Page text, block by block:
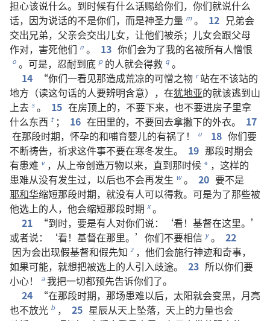
担心该说什么。 到时候有什么话赐给你们， 你们就说什么
话， 因为说话的不是你们， 而是神圣力量 m 。 12 兄弟会
交出兄弟， 父亲会交出儿女， 让他们被杀； 儿女会跟父母
作对， 害死他们 n 。 13 你们会为了我的名被所有人憎恨
o 。 可是， 忍耐到底 p 的人就会得救 q 。
14
“你们一看见那造成荒凉的可憎之物 r 站在不该站的
地方 （读这句话的人要辨明含意）， 在犹地亚的就该逃到山
上去 s 。 15 在房顶上的， 不要下来， 也不要进房子里拿
什么东西 t ； 16 在田里的， 不要回去拿撇下的外衣。
17
在那段时期， 怀孕的和哺育婴儿的有祸了 ！ u 18 你们要
不断祷告， 祈求这件事不要在寒冬发生。 19 那段时期会
有患难 v ， 从上帝创造万物以来， 直到那时候 * ， 这样的
患难从没有发生过， 以后也不会再发生 w 。 20 要不是
耶和华缩短那段时期， 就没有人可以得救。 可是为了那些被
他选上的人， 他会缩短那段时期 x 。
21
“到时， 要是有人对你们说：‘看！ 基督在这里。’
或者说：‘看！ 基督在那里。’ 你们不要相信 y 。
22
因为会出现假基督和假先知 z ， 他们会施行神迹和奇事，
如果可能， 就想把被选上的人引入歧途。 23 所以你们要
小心！ a 我把一切都预先告诉你们了。
24
“在那段时期， 那场患难以后， 太阳就会变黑， 月亮
也不放光 b ， 25 星辰从天上坠落， 天上的力量也会